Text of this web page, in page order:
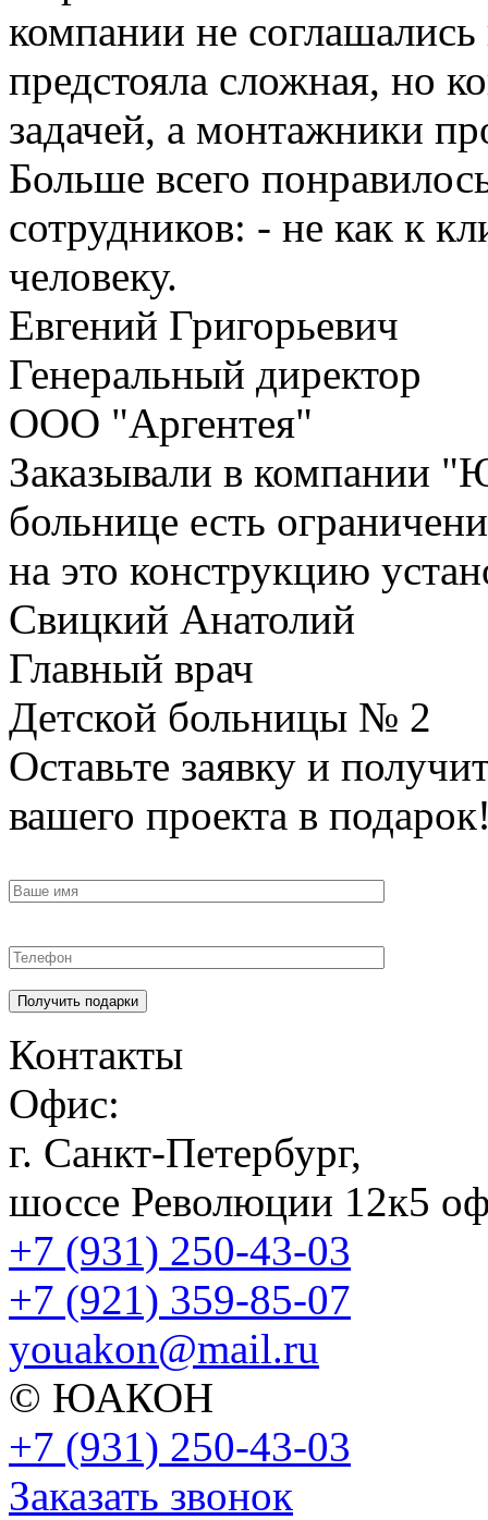
компании не
предстояла сложная, но
задачей, а монтажники
Больше всего
сотрудников: - не как к
человеку.
Евгений Григорьевич
Генеральный директор
ООО "Аргентея"
Заказывали в компании
больнице есть
на это конструкцию
Свицкий Анатолий
Главный врач
Детской больницы № 2
Оставьте заявку и
вашего проекта в
Контакты
Офис:
г. Санкт-Петербург,
шоссе Революции 12к5
+7 (931) 250-43-03
+7 (921) 359-85-07
youakon@mail.ru
© ЮАКОН
+7 (931) 250-43-03
Заказать звонок